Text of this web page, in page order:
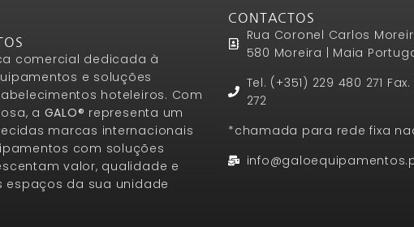
comercial dedicada à
e soluções
hoteleiros. Com
a GALO® representa um
marcas internacionais
com soluções
valor, qualidade e
espaços da sua unidade
CONTACTOS
Rua Coronel Carlos
580 Moreira | Maia
Tel. (+351) 229 480 271
272
*chamada para rede fixa